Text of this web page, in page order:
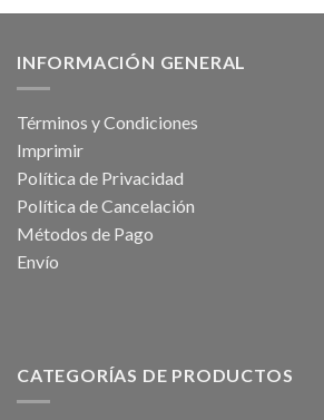
INFORMACIÓN GENERAL
Términos y Condiciones
Imprimir
Política de Privacidad
Política de Cancelación
Métodos de Pago
Envío
CATEGORÍAS DE PRODUCTOS